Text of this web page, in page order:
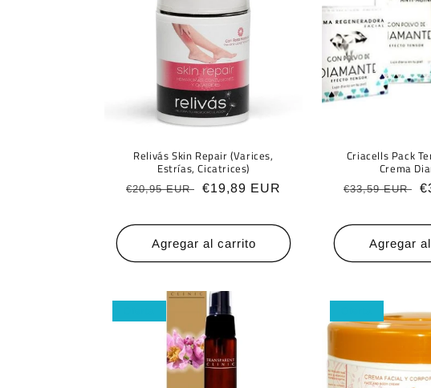
Relivás Skin Repair (Varices,
Estrías, Cicatrices)
Precio
€20,95 EUR
Precio
oferta
€19,89 EUR
Agregar al carrito
Criacells Pack
Crema
Precio
€33,59 EUR
Agregar